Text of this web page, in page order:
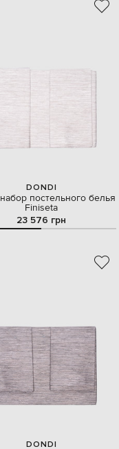
DONDI
постельного белья
Finiseta
23 576 грн
DONDI